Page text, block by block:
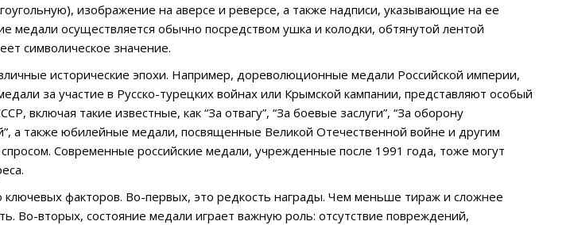
изображение на аверсе и реверсе, а также надписи, указывающие на ее
медали осуществляется обычно посредством ушка и колодки, обтянутой лентой
символическое значение.
исторические эпохи. Например, дореволюционные медали Российской империи,
медали за участие в Русско-турецких войнах или Крымской кампании, представляют особый
включая такие известные, как “За отвагу”, “За боевые заслуги”, “За оборону
а также юбилейные медали, посвященные Великой Отечественной войне и другим
Современные российские медали, учрежденные после 1991 года, тоже могут
ключевых факторов. Во-первых, это редкость награды. Чем меньше тираж и сложнее
Во-вторых, состояние медали играет важную роль: отсутствие повреждений,